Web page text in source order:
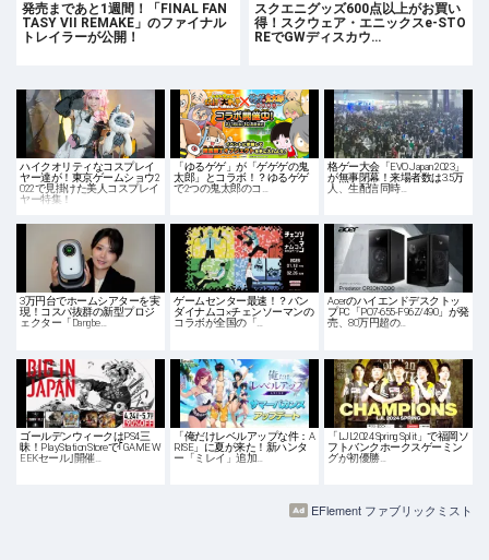
発売まであと1週間！「FINAL FAN
TASY VII REMAKE」のファイナル
トレイラーが公開！
スクエニグッズ600点以上がお買い
得！スクウェア・エニックスe-STO
REでGWディスカウ…
ハイクオリティなコスプレイ
ヤー達が！東京ゲームショウ2
022で見掛けた美人コスプレイ
ヤー特集！
「ゆるゲゲ」が「ゲゲゲの鬼
太郎」とコラボ！？ゆるゲゲ
で2つの鬼太郎のコ…
格ゲー大会「EVO Japan 2023」
が無事閉幕！来場者数は3.5万
人、生配信同時…
3万円台でホームシアターを実
現！コスパ抜群の新型プロジ
ェクター「Dangbe…
ゲームセンター最速！？バン
ダイナムコ×チェンソーマンの
コラボが全国の「…
Acerのハイエンドデスクトッ
プPC「PO7-655-F96Z/490」が発
売、80万円超の…
ゴールデンウィークはPS4三
昧！PlayStation Storeで｢GAME W
EEKセール｣開催…
「俺だけレベルアップな件：A
RISE」に夏が来た！新ハンタ
ー「ミレイ」追加…
「LJL2024 Spring Split」で福岡ソ
フトバンクホークスゲーミン
グが初優勝…
EFlement ファブリックミスト